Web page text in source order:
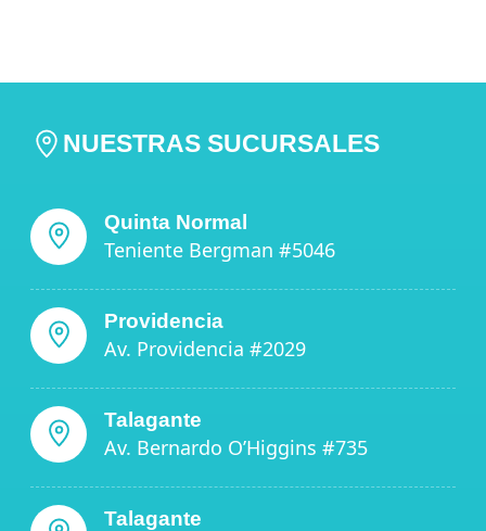
NUESTRAS SUCURSALES
Quinta Normal
Teniente Bergman #5046
Providencia
Av. Providencia #2029
Talagante
Av. Bernardo O’Higgins #735
Talagante